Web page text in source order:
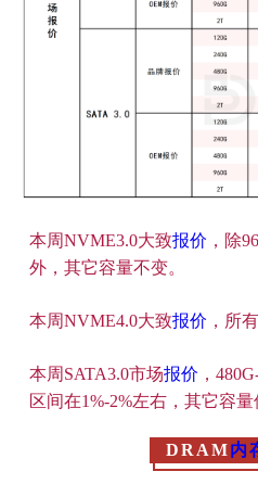
本周NVME3.0大致报价 ，除
外，其它容量不变。
本周NVME4.0大致报价 ，所
本周SATA3.0市场报价 ，
区间在1%-2%左右 ，其它容量
DRAM内